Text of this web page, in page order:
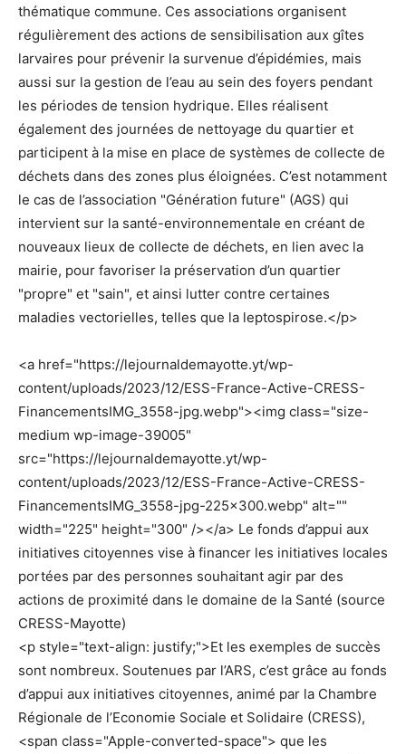
thématique commune. Ces associations organisent
régulièrement des actions de sensibilisation aux gîtes
larvaires pour prévenir la survenue d’épidémies, mais
aussi sur la gestion de l’eau au sein des foyers pendant
les périodes de tension hydrique. Elles réalisent
également des journées de nettoyage du quartier et
participent à la mise en place de systèmes de collecte de
déchets dans des zones plus éloignées. C’est notamment
le cas de l’association "Génération future" (AGS) qui
intervient sur la santé-environnementale en créant de
nouveaux lieux de collecte de déchets, en lien avec la
mairie, pour favoriser la préservation d’un quartier
"propre" et "sain", et ainsi lutter contre certaines
maladies vectorielles, telles que la leptospirose.</p>
<a href="https://lejournaldemayotte.yt/wp-
content/uploads/2023/12/ESS-France-Active-CRESS-
FinancementsIMG_3558-jpg.webp"><img class="size-
medium wp-image-39005"
src="https://lejournaldemayotte.yt/wp-
content/uploads/2023/12/ESS-France-Active-CRESS-
FinancementsIMG_3558-jpg-225×300.webp" alt=""
width="225" height="300" /></a> Le fonds d’appui aux
initiatives citoyennes vise à financer les initiatives locales
portées par des personnes souhaitant agir par des
actions de proximité dans le domaine de la Santé (source
CRESS-Mayotte)
<p style="text-align: justify;">Et les exemples de succès
sont nombreux. Soutenues par l’ARS, c’est grâce au fonds
d’appui aux initiatives citoyennes, animé par la Chambre
Régionale de l’Economie Sociale et Solidaire (CRESS),
<span class="Apple-converted-space"> que les